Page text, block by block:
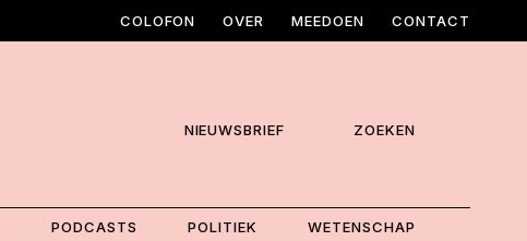
COLOFON OVER MEEDOEN CONTACT
NIEUWSBRIEF ZOEKEN
PODCASTS POLITIEK WETENSCHAP